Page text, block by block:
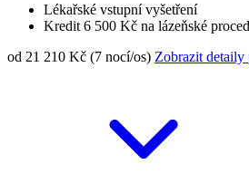
Lékařské vstupní vyšetření
Kredit 6 500 Kč na lázeňské
od 21 210 Kč (7 nocí/os) Zobrazit detaily